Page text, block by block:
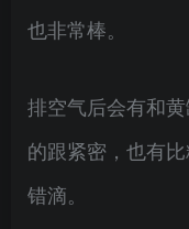
也非常棒。
排空气后会有和
的跟紧密，也有
错滴。